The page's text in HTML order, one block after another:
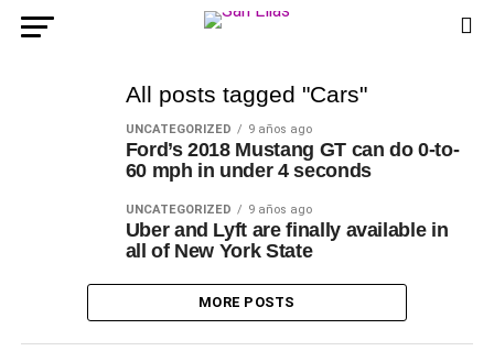
All posts tagged "Cars"
UNCATEGORIZED 9 años ago
Ford’s 2018 Mustang GT can do 0-to-
60 mph in under 4 seconds
UNCATEGORIZED 9 años ago
Uber and Lyft are finally available in
all of New York State
MORE POSTS